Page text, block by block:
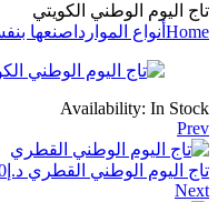
تاج اليوم الوطني الكويتي
Home أنواع الموارد اصنعها
Availability: In Stock
Prev
تاج اليوم الوطني القطري د.إ
Next